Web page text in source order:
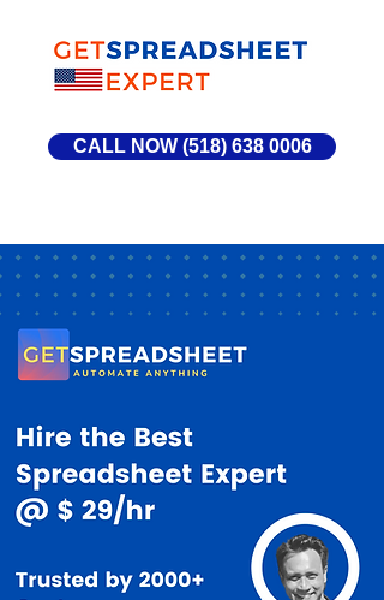
CALL NOW (518) 638 0006